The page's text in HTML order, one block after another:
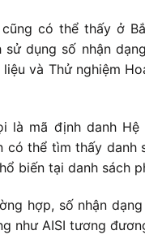
cũng có thể thấy ở
sử dụng số nhận
và Thử nghiệm
là mã định danh
có thể tìm thấy danh
biến tại danh sách
hợp, số nhận
như AISI tương